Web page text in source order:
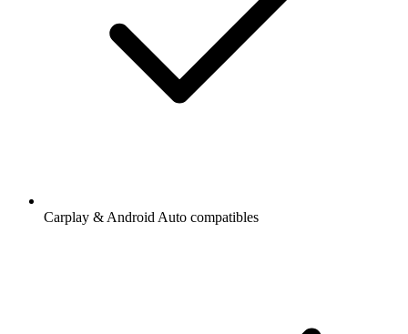
Carplay & Android Auto compatibles